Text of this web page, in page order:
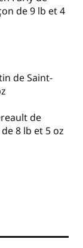
de 9 lb et 4
de Saint-
de
8 lb et 5 oz